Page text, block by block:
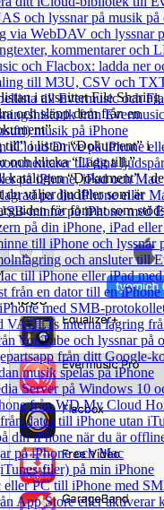
och lyssnar på musik
via WebDAV och lyssnar
kommentarer och
och Flacbox: ladda ner
till M3U, CSV och
till Evermusic och
från
musik på iPhone
iCloud Drive på iPhone
till dina
på iPhone, iPad och
pa din iPhone eller
minne på iPhone med
på din iPhone, iPad
till iPhone och lyssnar
och ansluter till
till iPhone eller iPad
från en dator till en
med SMB-
VAULTs interna lagring
YouTube och lyssnar på
från ditt Google-
musik spelas på iPhone
Server på Windows 10
från WD My Cloud
dator till iPhone utan
din iPhone när du är
på iPhone och Mac
filer) på min iPhone
eller PC till iPhone med
App Store eller aktiverar
i avsnittet File Sharing.
och släpp dem från en
i listan “Dokument” i
och klicka “Lägg till.”
katalogen “Dokument” i
du väljer ljudfiler som är
för format som